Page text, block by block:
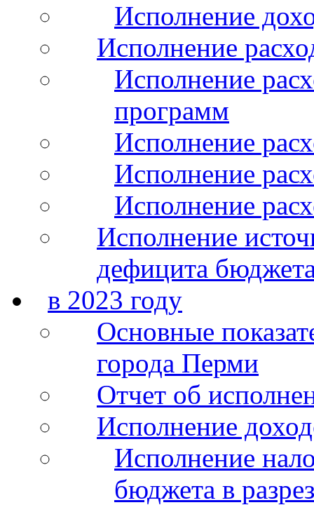
Исполнение
Исполнение
Исполнение
программ
Исполнение
Исполнение
Исполнение
Исполнение
дефицита
в 2023 году
Основные
города Перми
Отчет об
Исполнение
Исполнение
бюджета в